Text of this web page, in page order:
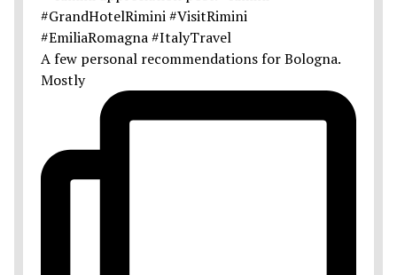
A few personal recommendations for Bologna.
Mostly